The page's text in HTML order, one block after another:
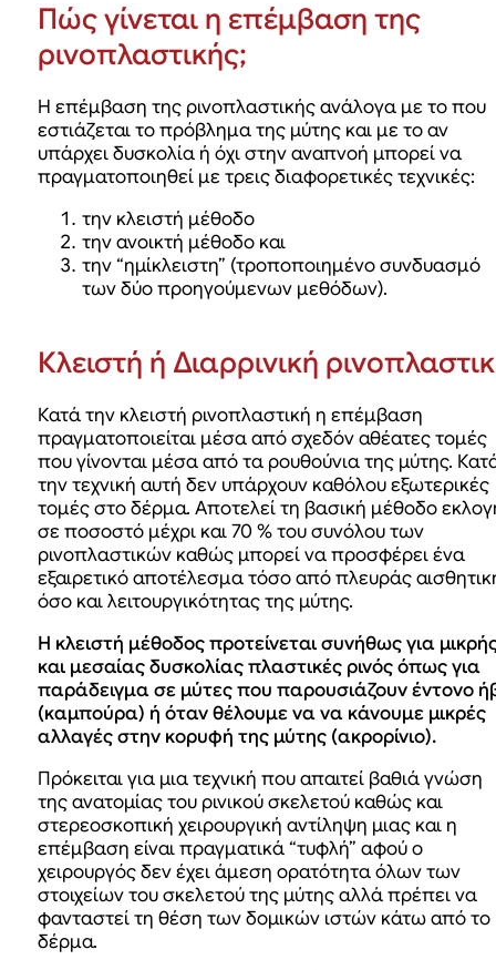
Πώς γίνεται η επέμβαση της
ρινοπλαστικής;
Η επέμβαση της ρινοπλαστικής ανάλογα με το που
εστιάζεται το πρόβλημα της μύτης και με το αν
υπάρχει δυσκολία ή όχι στην αναπνοή μπορεί να
πραγματοποιηθεί με τρεις διαφορετικές τεχνικές:
την κλειστή μέθοδο
την ανοικτή μέθοδο και
την “ημίκλειστη” (τροποποιημένο συνδυασμό
των δύο προηγούμενων μεθόδων).
Κλειστή ή Διαρρινική
Κατά την κλειστή ρινοπλαστική η επέμβαση
πραγματοποιείται μέσα από σχεδόν αθέατες τομές
που γίνονται μέσα από τα ρουθούνια της μύτης.
την τεχνική αυτή δεν υπάρχουν καθόλου εξωτερικές
τομές στο δέρμα. Αποτελεί τη βασική μέθοδο
σε ποσοστό μέχρι και 70 % του συνόλου των
ρινοπλαστικών καθώς μπορεί να προσφέρει ένα
εξαιρετικό αποτέλεσμα τόσο από πλευράς
όσο και λειτουργικότητας της μύτης.
Η κλειστή μέθοδος προτείνεται συνήθως για
και μεσαίας δυσκολίας πλαστικές ρινός όπως για
παράδειγμα σε μύτες που παρουσιάζουν έντονο
(καμπούρα) ή όταν θέλουμε να να κάνουμε μικρές
αλλαγές στην κορυφή της μύτης (ακρορίνιο).
Πρόκειται για μια τεχνική που απαιτεί βαθιά γνώση
της ανατομίας του ρινικού σκελετού καθώς και
στερεοσκοπική χειρουργική αντίληψη μιας και η
επέμβαση είναι πραγματικά “τυφλή” αφού ο
χειρουργός δεν έχει άμεση ορατότητα όλων των
στοιχείων του σκελετού της μύτης αλλά πρέπει να
φανταστεί τη θέση των δομικών ιστών κάτω από το
δέρμα.